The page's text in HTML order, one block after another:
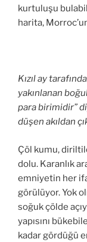
kurtuluşu
harita,
Kızıl ay
yakınlanan
para birimidir”
düşen akıldan
Çöl kumu,
dolu. Karanlık
emniyetin her
görülüyor. Yok
soğuk çölde
yapısını
kadar gördüğü